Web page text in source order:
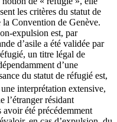
les critères du statut de
la Convention de Genève.
expulsion est, par
d’asile a été validée par
un titre légal de
d’une
du statut de réfugié est,
interprétation extensive,
l’étranger résidant
avoir été précédemment